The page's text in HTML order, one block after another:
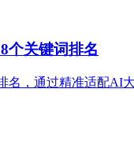
个关键词排名
名，通过精准适配